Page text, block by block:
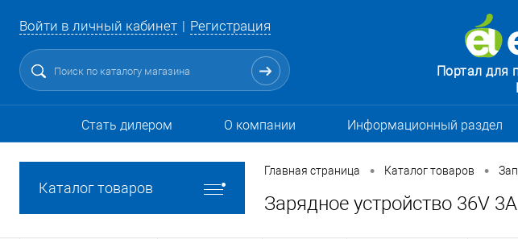
Войти в личный кабинет Регистрация
Портал для
Стать дилером О компании Информационный раздел
Каталог товаров
Главная страница • Каталог товаров •
Зарядное устройство 36V